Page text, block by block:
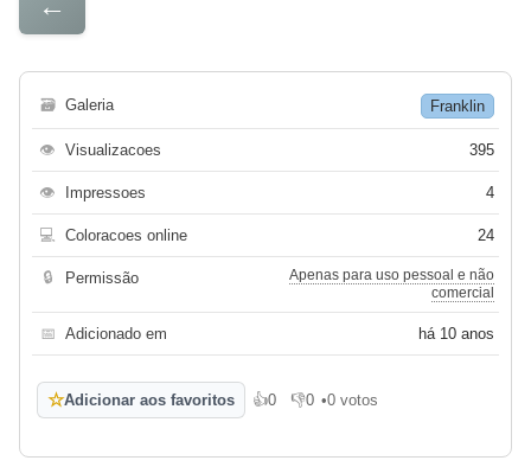
🗃 Galeria Franklin
👁 Visualizacoes 395
👁 Impressoes 4
💻 Coloracoes online 24
🔒 Permissão
Apenas para uso pessoal e não
comercial
📅 Adicionado em há 10 anos
☆Adicionar aos favoritos 👍0
Gosto 👎0
Não gosto
•0 votos